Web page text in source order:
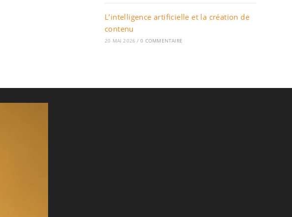
L’intelligence artificielle et la création de
contenu
20 MAI 2026 / 0 COMMENTAIRE